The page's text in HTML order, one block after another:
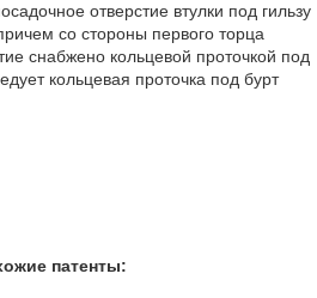
отверстие втулки под гильзу
со стороны первого торца
снабжено кольцевой проточкой под
кольцевая проточка под бурт
патенты: